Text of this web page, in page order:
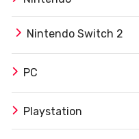
Nintendo Switch 2
PC
Playstation